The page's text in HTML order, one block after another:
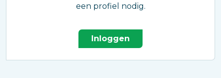
een profiel nodig.
Inloggen